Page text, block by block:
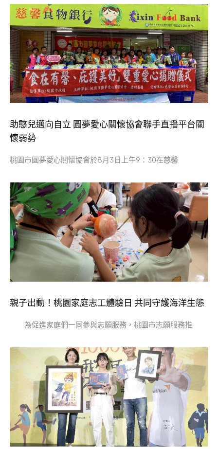
助憨兒邁向自立 圓夢愛心關懷協會聯手直播平台關
懷弱勢
桃園市圓夢愛心關懷協會於8月3日上午9：30在慈馨
親子出動！桃園家庭志工體驗日 共同守護海洋生態
為促進家庭們一同參與志願服務，桃園市志願服務推